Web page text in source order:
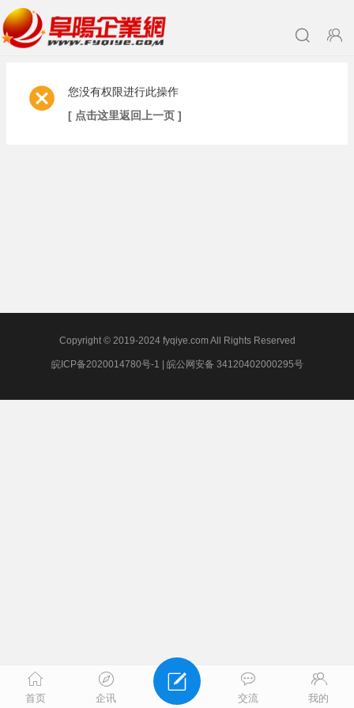
您没有权限进行此操作
[ 点击这里返回上一页 ]
Copyright © 2019-2024 fyqiye.com All Rights Reserved
皖ICP备2020014780号-1 皖公网安备 34120402000295号
首页 企讯 交流 我的